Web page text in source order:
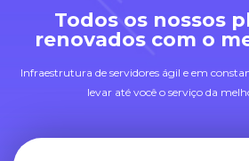
Todos os nossos
renovados com o
Infraestrutura de servidores ágil e em
levar até você o serviço da